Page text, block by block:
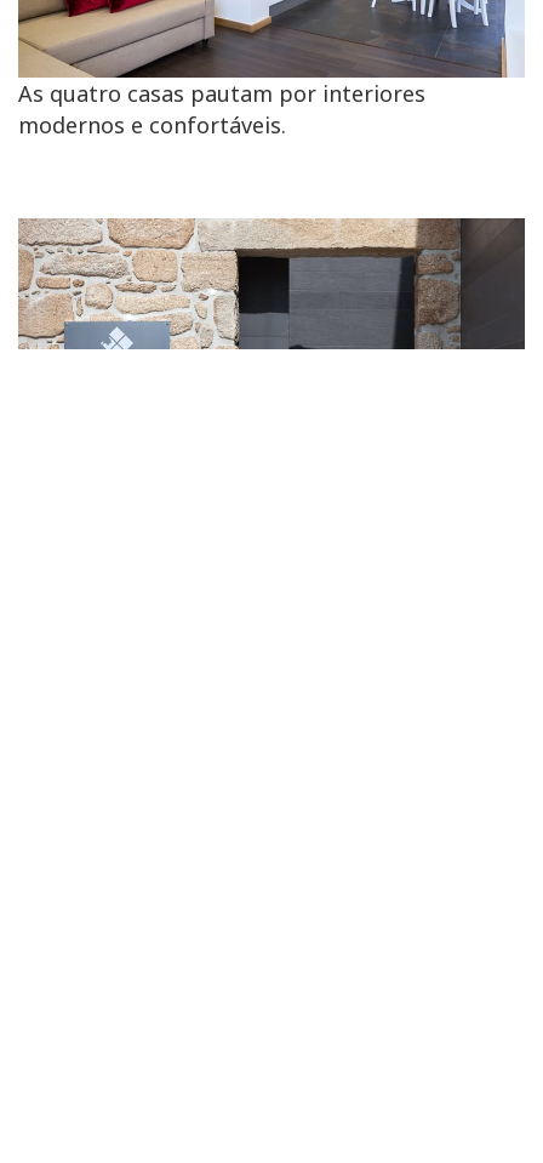
As quatro casas pautam por interiores
modernos e confortáveis.